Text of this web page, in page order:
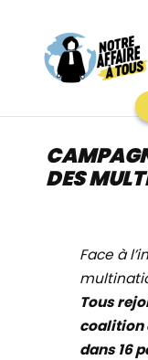
contenu
DES
Face à
Tous
coalition
dans 16